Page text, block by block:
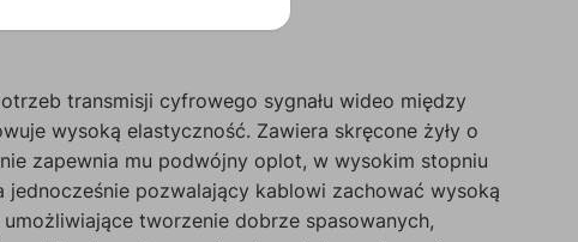
transmisji cyfrowego sygnału wideo między
wysoką elastyczność. Zawiera skręcone żyły o
zapewnia mu podwójny oplot, w wysokim stopniu
jednocześnie pozwalający kablowi zachować wysoką
tworzenie dobrze spasowanych,